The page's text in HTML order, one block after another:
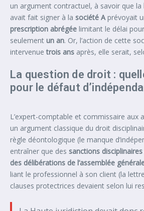
un argument contractuel, à savoir que la
avait fait signer à la société A prévoyait
prescription abrégée limitant le délai
seulement un an. Or, l’action de cette
intervenuetrois ans après, elle serait,
La question de droit :
pour le défaut
L’expert-comptable et commissaire aux
un argument classique du droit
règle déontologique (le manque
entraîner que des sanctions disciplinaires
des délibérations de l’assemblée
liant le professionnel à son client (la
clauses protectrices devaient selon lui